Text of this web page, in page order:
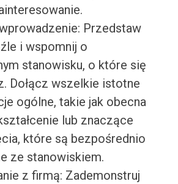
Przedstaw
i wspomnij o
stanowisku, o które się
Dołącz wszelkie istotne
ogólne, takie jak obecna
lub znaczące
które są bezpośrednio
ze stanowiskiem.
z firmą: Zademonstruj